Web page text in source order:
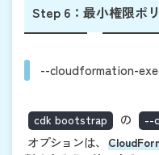
Step 6：最小権限ポ
--cloudformation-
cdk bootstrap の
--
オプションは、